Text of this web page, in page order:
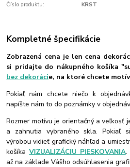
Číslo produktu: KRST
Kompletné špecifikácie
Zobrazená cena je len cena
si pridajte do nákupného košíka
bez dekorácie, na ktoré chcete
Pokiaľ nám chcete niečo k
napíšte nám to do poznámky v
Rozmer motívu je orientačný a veľkosť
a zahnutia vybraného skla. Pokiaľ
výrobou vidieť grafický náhľad a
košíkaVIZUALIZÁCIU PIESKOVANIA.
až na základe Vášho odsúhlasenia